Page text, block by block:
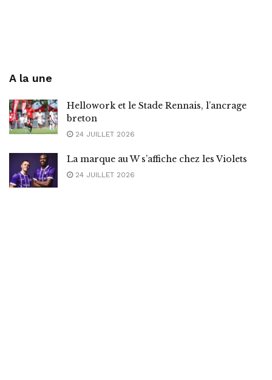
A la une
Hellowork et le Stade Rennais, l’ancrage
breton
24 JUILLET 2026
La marque au W s’affiche chez les Violets
24 JUILLET 2026